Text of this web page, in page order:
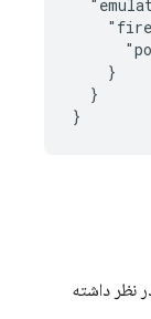
    }
  }
}
نظر داشته